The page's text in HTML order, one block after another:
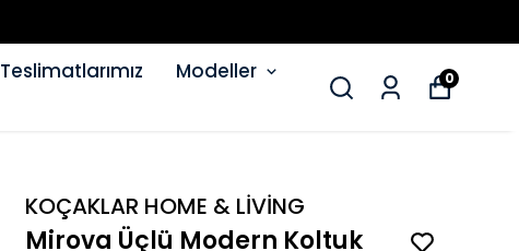
Teslimatlarımız
Modeller
0
KOÇAKLAR HOME & LİVİNG
Mirova Üçlü Modern Koltuk